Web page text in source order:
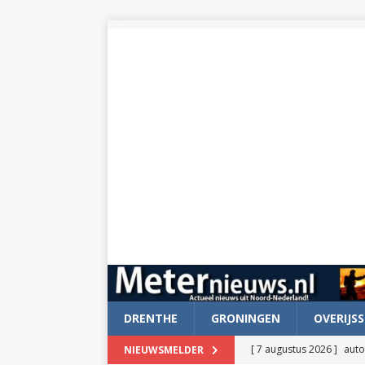
DRENTHE GRONINGEN
NIEUWSMELDER [ 7 augustus 2026 ]